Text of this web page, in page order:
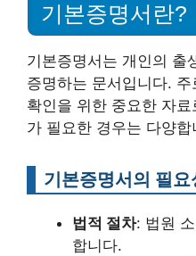
기본증명서란?
기본증명서는 개인의 출
증명하는 문서입니다.
확인을 위한 중요한 자
가 필요한 경우는 다양합
기본증명서의 필요
법적 절차: 법원
합니다.